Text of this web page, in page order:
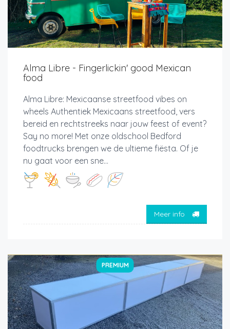
Alma Libre - Fingerlickin' good Mexican
food
Alma Libre: Mexicaanse streetfood vibes on
wheels Authentiek Mexicaans streetfood, vers
bereid en rechtstreeks naar jouw feest of event?
Say no more! Met onze oldschool Bedford
foodtrucks brengen we de ultieme fiësta. Of je
nu gaat voor een sne...
Meer info
PREMIUM